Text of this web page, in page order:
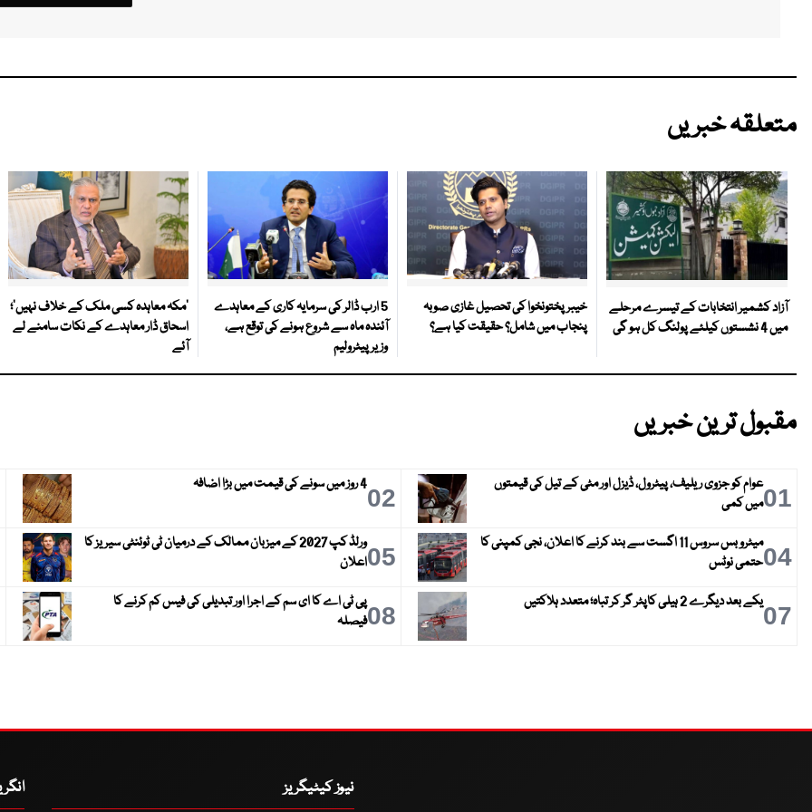
متعلقہ خبریں
آزاد کشمیر انتخابات کے تیسرے مرحلے
میں 4 نشستوں کیلئے پولنگ کل ہو گی
خیبر پختونخوا کی تحصیل غازی صوبہ
پنجاب میں شامل؟ حقیقت کیا ہے؟
5 ارب ڈالر کی سرمایہ کاری کے معاہدے
آئندہ ماہ سے شروع ہونے کی توقع ہے،
وزیر پیٹرولیم
‘مکہ معاہدہ کسی ملک کے خلاف نہیں’؛
اسحاق ڈار معاہدے کے نکات سامنے لے
آئے
مقبول ترین خبریں
01عوام کو جزوی ریلیف، پیٹرول، ڈیزل اور مٹی کے تیل کی قیمتوں
میں کمی
024 روز میں سونے کی قیمت میں بڑا اضافہ
04
میٹرو بس سروس 11 اگست سے بند کرنے کا اعلان، نجی کمپنی کا
حتمی نوٹس
05
ورلڈ کپ 2027 کے میزبان ممالک کے درمیان ٹی ٹوئنٹی سیریز کا
اعلان
07یکے بعد دیگرے 2 ہیلی کاپٹر گر کر تباہ؛ متعدد ہلاکتیں 08پی ٹی اے کا ای سم کے اجرا اور تبدیلی کی فیس کم کرنے کا
فیصلہ
نیوز کیٹیگریز